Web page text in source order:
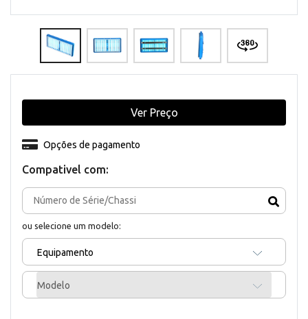
Compativel com:
ou selecione um modelo:
Equipamento
Modelo
Opções de pagamento
Ver Preço